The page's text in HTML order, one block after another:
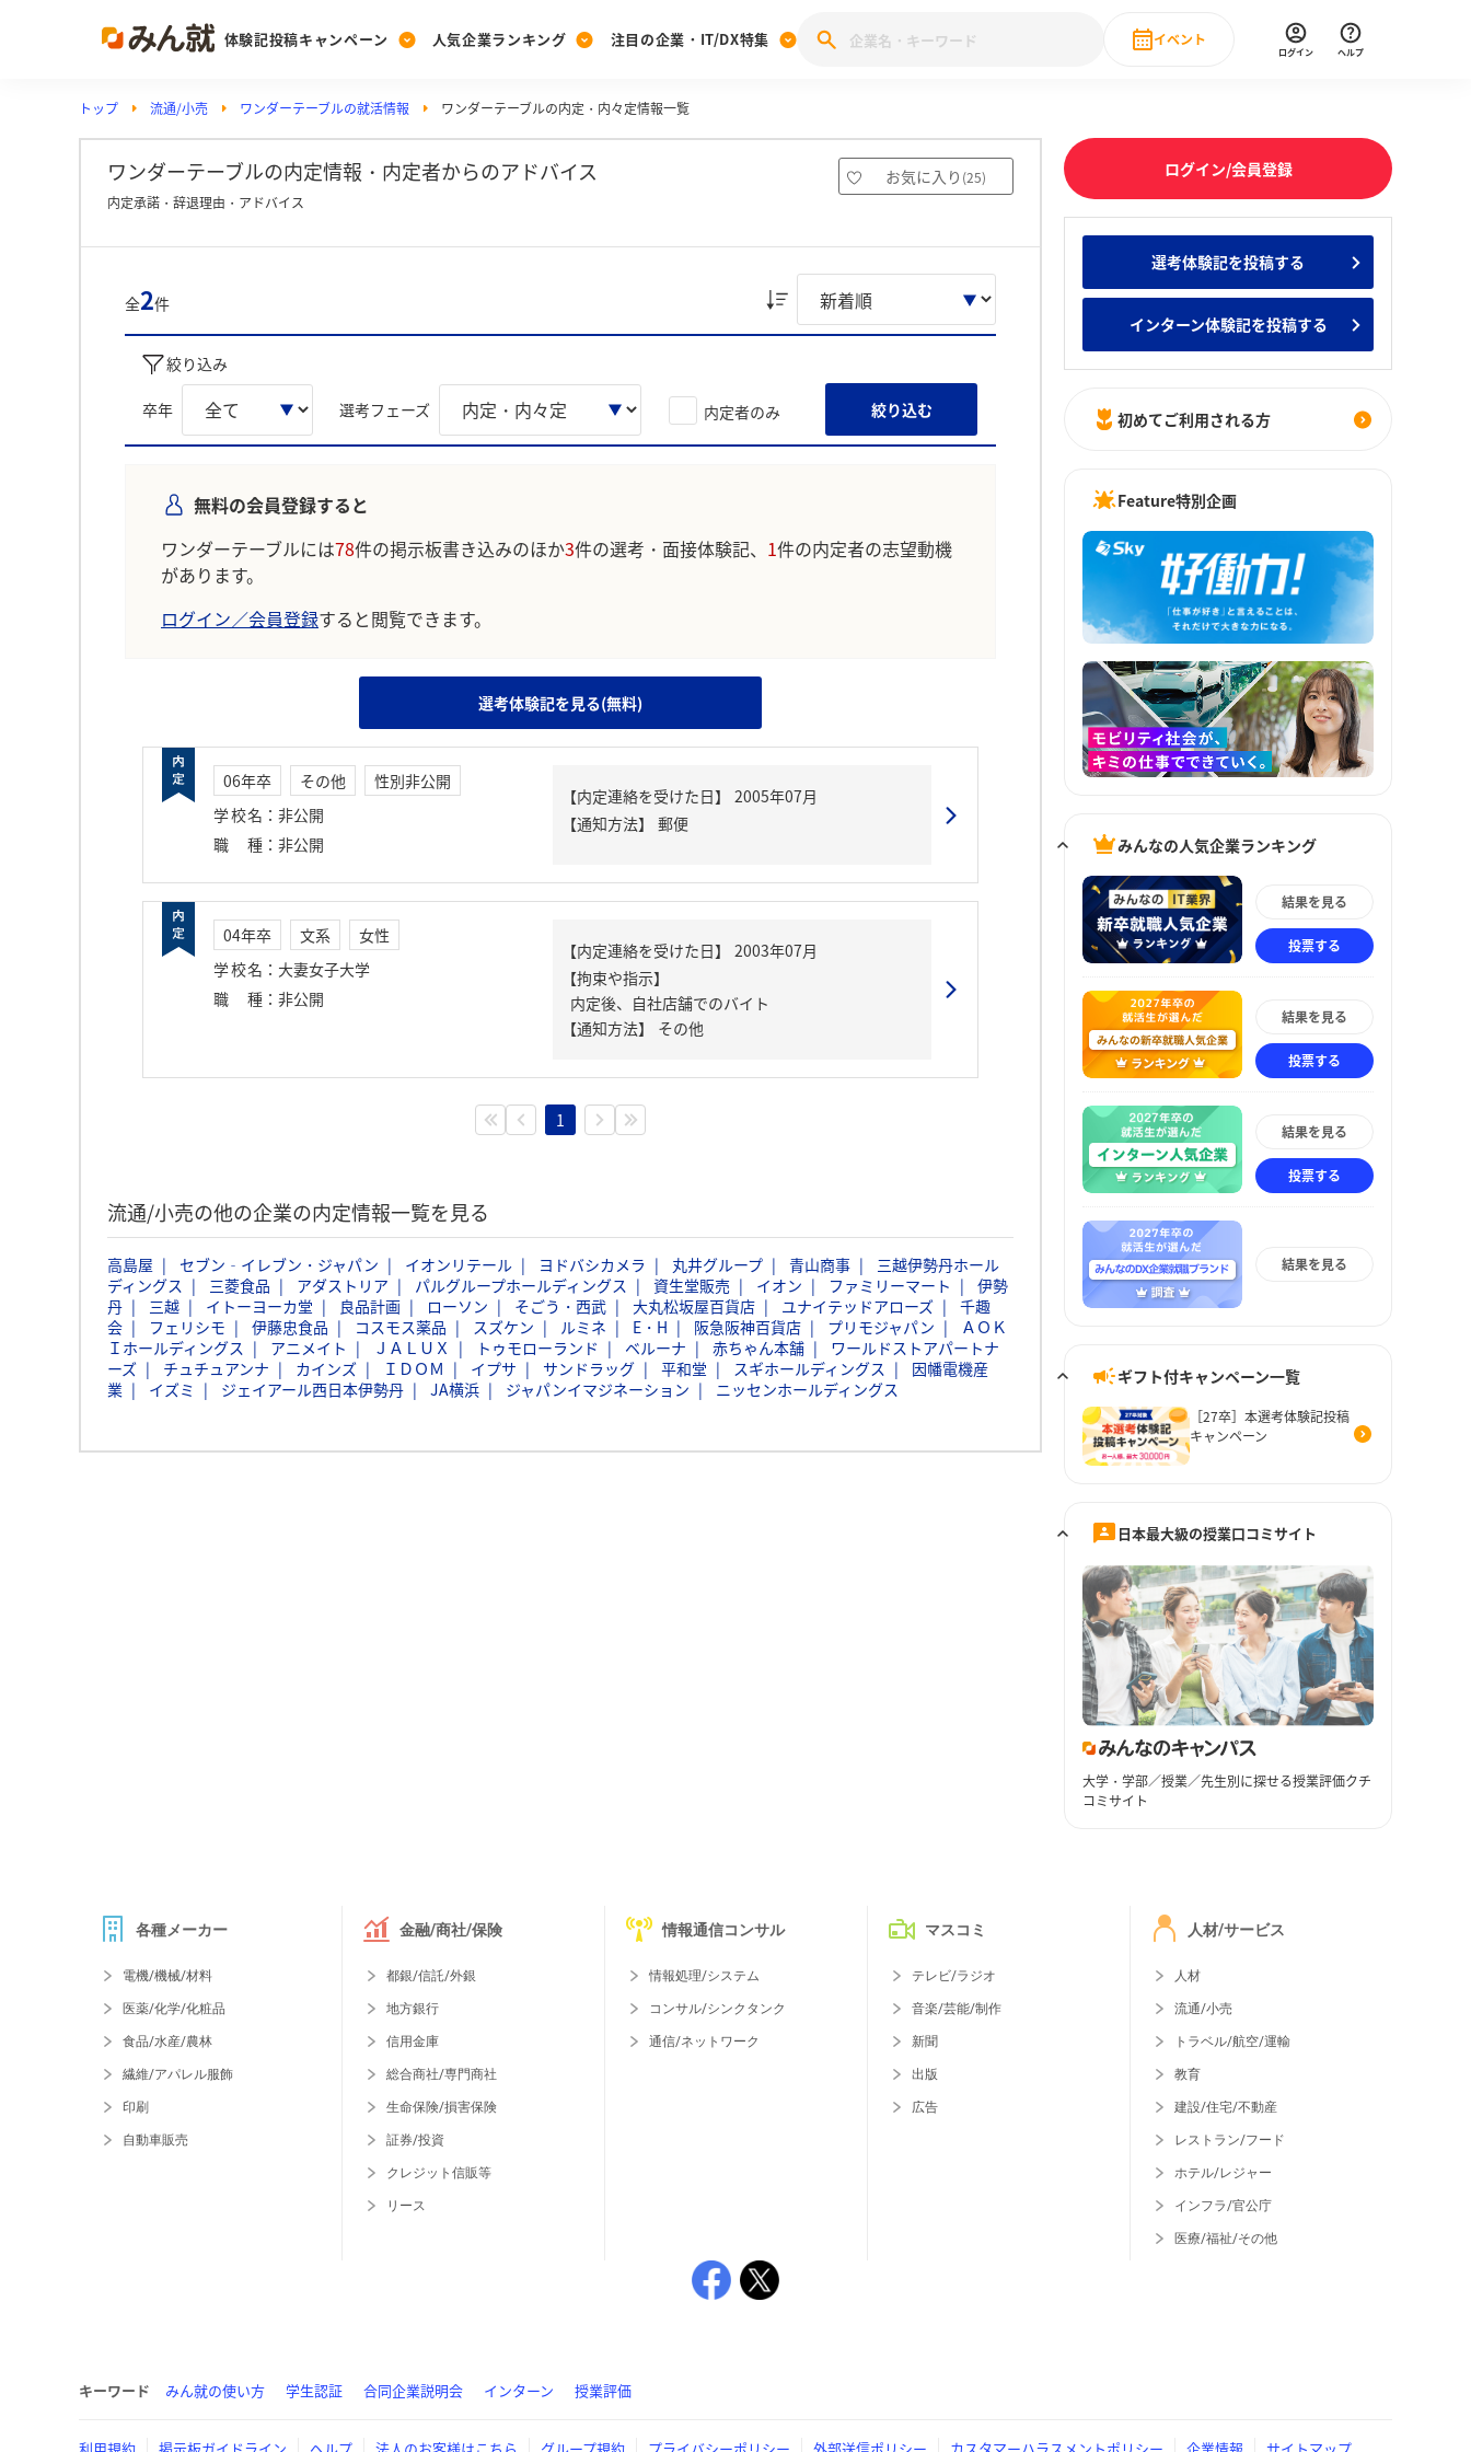
体験記投稿キャンペーン
Post
投稿する
[27卒] 本選考体験記投稿キャンペーン
人気企業ランキング
Ranking
ランキングを見る
みんなのDX企業就職ブランド調査
Vote みんなの新卒就職人気企業ランキング みんなのインターン人気企業ランキ
注目の企業・IT/DX特集
PickUp
注目の企業特集
28卒 IT・DX現場社員インタビュー
イベント
直近のイベント一覧
ログイン ヘルプ
トップ 流通/小売 ワンダーテーブルの就活情報 ワンダーテーブルの内定・内々定情報一覧
ワンダーテーブルの内定情報・内定者からのアドバイス お気に入り (25)
内定承諾・辞退理由・アドバイス
全2件
絞り込み
卒年 選考フェーズ 内定者のみ 絞り込む
無料の会員登録すると
ワンダーテーブルには78件の掲示板書き込みのほか3件の選考・面接体験記、 1件の内定者の志望動機
があります。
ログイン／会員登録すると閲覧できます。
選考体験記を見る(無料)
06年卒 その他
性別非公開
学校名 ： 非公開
職種 ： 非公開
【内定連絡を受けた日】
2005年07月
【通知方法】
郵便
04年卒 文系
女性
学校名 ： 大妻女子大学
職種 ： 非公開
【内定連絡を受けた日】
2003年07月
【拘束や指示】
内定後、自社店舗でのバイト
【通知方法】
その他
1
流通/小売の他の企業の内定情報一覧を見る
高島屋 セブン‐イレブン・ジャパン イオンリテール ヨドバシカメラ 丸井グループ 青山商事
三越伊勢丹ホール
ディングス
三菱食品 アダストリア パルグループホールディングス 資生堂販売 イオン ファミリーマート
伊勢
丹
三越 イトーヨーカ堂 良品計画 ローソン そごう・西武 大丸松坂屋百貨店 ユナイテッドアローズ
千趣
会
フェリシモ 伊藤忠食品 コスモス薬品 スズケン ルミネ E・H 阪急阪神百貨店 プリモジャパン
ＡＯＫ
Ｉホールディングス
アニメイト ＪＡＬＵＸ トゥモローランド ベルーナ 赤ちゃん本舗
ワールドストアパートナ
ーズ
チュチュアンナ カインズ ＩＤＯＭ イプサ サンドラッグ 平和堂 スギホールディングス
因幡電機産
業
イズミ ジェイアール西日本伊勢丹 JA横浜 ジャパンイマジネーション ニッセンホールディングス
ログイン/会員登録
選考体験記を投稿する
インターン体験記を投稿する
初めてご利用される方
Feature特別企画
みんなの人気企業ランキング
結果を見る
投票する
結果を見る
投票する
結果を見る
投票する
結果を見る
ギフト付キャンペーン一覧
［27卒］本選考体験記投稿
キャンペーン
日本最大級の授業口コミサイト
大学・学部／授業／先生別に探せる授業評価クチ
コミサイト
各種メーカー
電機/機械/材料
医薬/化学/化粧品
食品/水産/農林
繊維/アパレル服飾
印刷
自動車販売
金融/商社/保険
都銀/信託/外銀
地方銀行
信用金庫
総合商社/専門商社
生命保険/損害保険
証券/投資
クレジット信販等
リース
情報通信コンサル
情報処理/システム
コンサル/シンクタンク
通信/ネットワーク
マスコミ
テレビ/ラジオ
音楽/芸能/制作
新聞
出版
広告
人材/サービス
人材
流通/小売
トラベル/航空/運輸
教育
建設/住宅/不動産
レストラン/フード
ホテル/レジャー
インフラ/官公庁
医療/福祉/その他
キーワード みん就の使い方 学生認証 合同企業説明会 インターン 授業評価